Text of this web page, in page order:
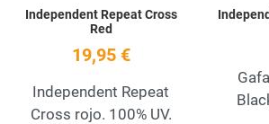
Independent Repeat Cross
Red
19,95 €
Independent Repeat
Cross rojo. 100% UV.